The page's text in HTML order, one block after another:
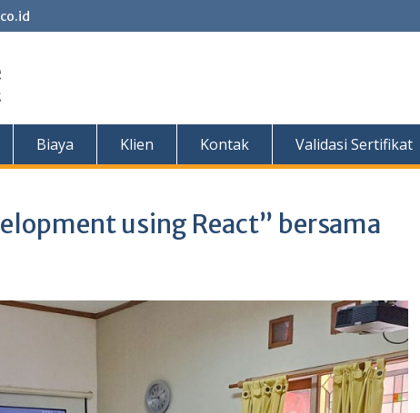
Biaya Klien Kontak Validasi Sertifikat
using React” bersama